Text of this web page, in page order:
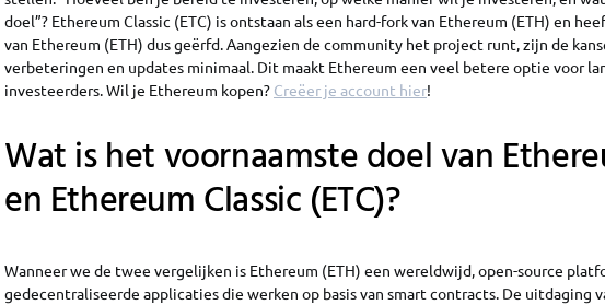
doel”? Ethereum Classic (ETC) is ontstaan als een hard-fork van Ethereum (ETH) en
van Ethereum (ETH) dus geërfd. Aangezien de community het project runt, zijn de
verbeteringen en updates minimaal. Dit maakt Ethereum een veel betere optie voor
investeerders. Wil je Ethereum kopen? Creëer je account hier!
Wat is het voornaamste doel van
en Ethereum Classic (ETC)?
Wanneer we de twee vergelijken is Ethereum (ETH) een wereldwijd, open-source
gedecentraliseerde applicaties die werken op basis van smart contracts. De uitdaging